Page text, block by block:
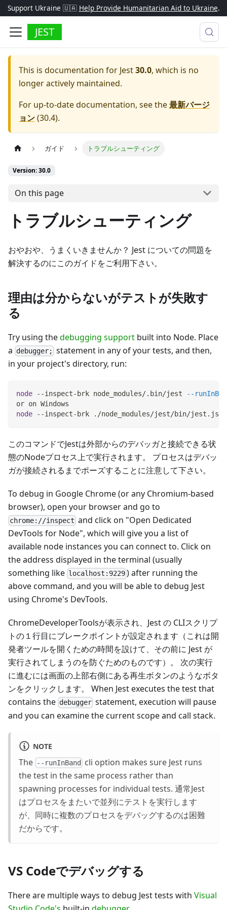
Support Ukraine 🇺🇦 Help Provide Humanitarian Aid to Ukraine.
JEST
This is documentation for Jest30.0, which is no
longer actively maintained.
For up-to-date documentation, see the最新バージ
ョン(30.4).
ガイド トラブルシューティング
Version: 30.0
On this page
トラブルシューティング
おやおや、うまくいきませんか？ Jest についての問題を
解決するのにこのガイドをご利用下さい。
理由は分からないがテストが失敗す
る
Try using thedebugging support built into Node. Place
a debugger; statement in any of your tests, and then,
in your project's directory, run:
node --inspect-brk node_modules/.bin/jest
--
or on Windows
node --inspect-brk ./node_modules/jest/bin/jest.js
このコマンドでJestは外部からのデバッガと接続できる状
態のNodeプロセス上で実行されます。 プロセスはデバッ
ガが接続されるまでポーズすることに注意して下さい。
To debug in Google Chrome (or any Chromium-based
browser), open your browser and go to
chrome://inspect and click on "Open Dedicated
DevTools for Node", which will give you a list of
available node instances you can connect to. Click on
the address displayed in the terminal (usually
something like localhost:9229 ) after running the
above command, and you will be able to debug Jest
using Chrome's DevTools.
ChromeDeveloperToolsが表示され、Jest の CLIスクリプ
トの１行目にブレークポイントが設定されます（これは開
発者ツールを開くための時間を設けて、その前に Jest が
実行されてしまうのを防ぐためのものです）。 次の実行
に進むには画面の上部右側にある再生ボタンのようなボタ
ンをクリックします。 When Jest executes the test that
contains the debugger statement, execution will pause
and you can examine the current scope and call stack.
NOTE
The --runInBand
cli option makes sure Jest runs
the test in the same process rather than
spawning processes for individual tests. 通常Jest
はプロセスをまたいで並列にテストを実行します
が、同時に複数のプロセスをデバッグするのは困難
だからです。
VS Codeでデバッグする
There are multiple ways to debug Jest tests with Visual